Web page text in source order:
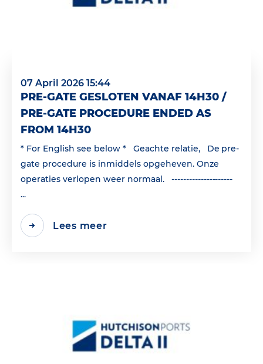
07 April 2026 15:44
PRE-GATE GESLOTEN VANAF 14H30 /
PRE-GATE PROCEDURE ENDED AS
FROM 14H30
* For English see below * Geachte relatie, De pre-
gate procedure is inmiddels opgeheven. Onze
operaties verlopen weer normaal. ---------------------
...
Lees meer